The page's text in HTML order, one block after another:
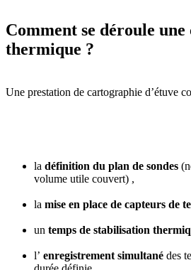
Comment se déroule
thermique ?
Une prestation de cartographie d’étuve
la définition du plan de sondes
volume utile couvert) ,
la mise en place de capteurs de
un temps de stabilisation
l’ enregistrement simultané des